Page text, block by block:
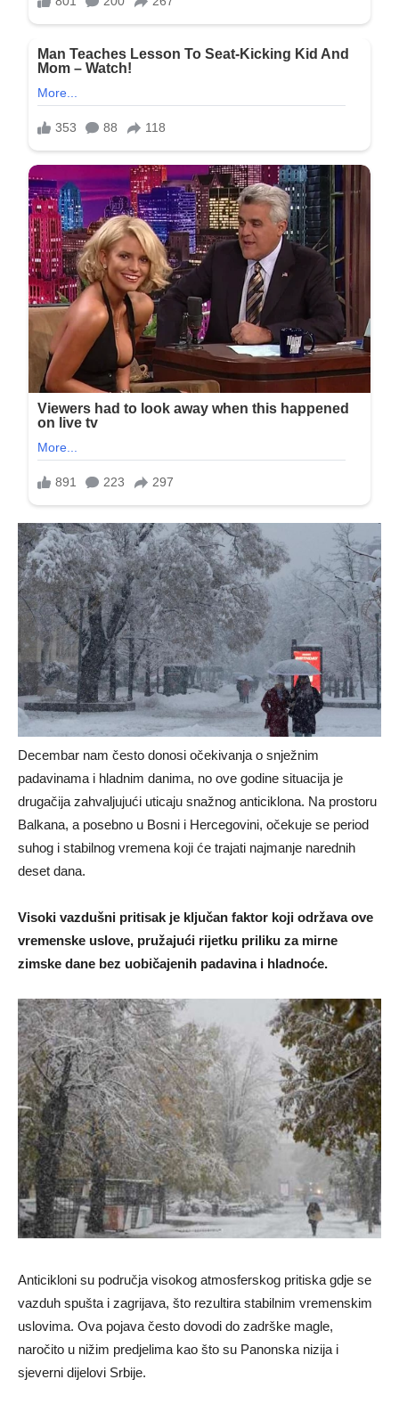
Decembar nam često donosi očekivanja o snježnim
padavinama i hladnim danima, no ove godine situacija je
drugačija zahvaljujući uticaju snažnog anticiklona. Na prostoru
Balkana, a posebno u Bosni i Hercegovini, očekuje se period
suhog i stabilnog vremena koji će trajati najmanje narednih
deset dana.
Visoki vazdušni pritisak je ključan faktor koji održava ove
vremenske uslove, pružajući rijetku priliku za mirne
zimske dane bez uobičajenih padavina i hladnoće.
Anticikloni su područja visokog atmosferskog pritiska gdje se
vazduh spušta i zagrijava, što rezultira stabilnim vremenskim
uslovima. Ova pojava često dovodi do zadrške magle,
naročito u nižim predjelima kao što su Panonska nizija i
sjeverni dijelovi Srbije.